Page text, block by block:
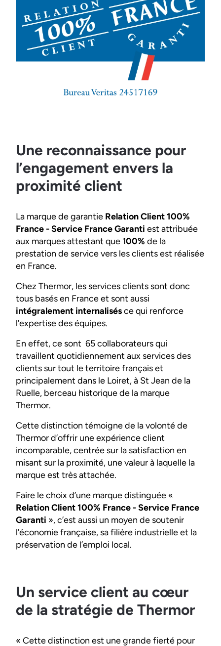
Une reconnaissance pour
l’engagement envers la
proximité client
La marque de garantie Relation Client 100%
France - Service France Garanti est attribuée
aux marques attestant que 100% de la
prestation de service vers les clients est réalisée
en France.
Chez Thermor, les services clients sont donc
tous basés en France et sont aussi
intégralement internalisésce qui renforce
l’expertise des équipes.
En effet, ce sont 65 collaborateurs qui
travaillent quotidiennement aux services des
clients sur tout le territoire français et
principalement dans le Loiret, à St Jean de la
Ruelle, berceau historique de la marque
Thermor.
Cette distinction témoigne de la volonté de
Thermor d’offrir une expérience client
incomparable, centrée sur la satisfaction en
misant sur la proximité, une valeur à laquelle la
marque est très attachée.
Faire le choix d’une marque distinguée «
Relation Client 100% France - Service France
Garanti », c’est aussi un moyen de soutenir
l’économie française, sa filière industrielle et la
préservation de l’emploi local.
Un service client au cœur
de la stratégie de Thermor
« Cette distinction est une grande fierté pour